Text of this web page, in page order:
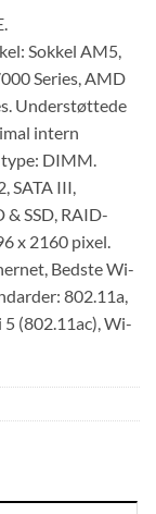
Sokkel AM5,
Series, AMD
Understøttede
intern
type: DIMM.
SATA III,
SSD, RAID-
x 2160 pixel.
Bedste Wi-
802.11a,
(802.11ac), Wi-